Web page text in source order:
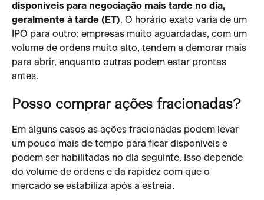
disponíveis para negociação mais tarde no dia,
geralmente à tarde (ET). O horário exato varia de um
IPO para outro: empresas muito aguardadas, com um
volume de ordens muito alto, tendem a demorar mais
para abrir, enquanto outras podem estar prontas
antes.
Posso comprar ações fracionadas?
Em alguns casos as ações fracionadas podem levar
um pouco mais de tempo para ficar disponíveis e
podem ser habilitadas no dia seguinte. Isso depende
do volume de ordens e da rapidez com que o
mercado se estabiliza após a estreia.